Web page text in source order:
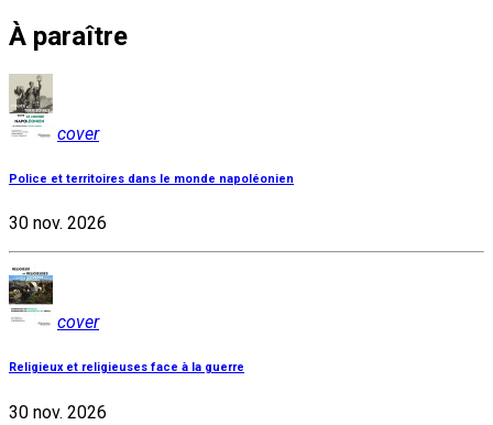
À paraître
cover
Police et territoires dans le monde napoléonien
30 nov. 2026
cover
Religieux et religieuses face à la guerre
30 nov. 2026